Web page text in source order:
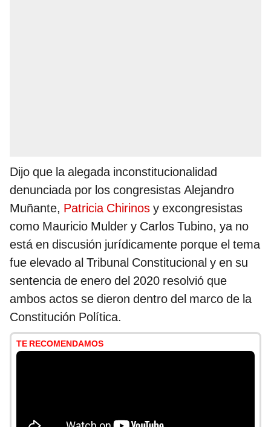
Dijo que la alegada inconstitucionalidad
denunciada por los congresistas Alejandro
Muñante, Patricia Chirinos y excongresistas
como Mauricio Mulder y Carlos Tubino, ya no
está en discusión jurídicamente porque el tema
fue elevado al Tribunal Constitucional y en su
sentencia de enero del 2020 resolvió que
ambos actos se dieron dentro del marco de la
Constitución Política.
TE RECOMENDAMOS